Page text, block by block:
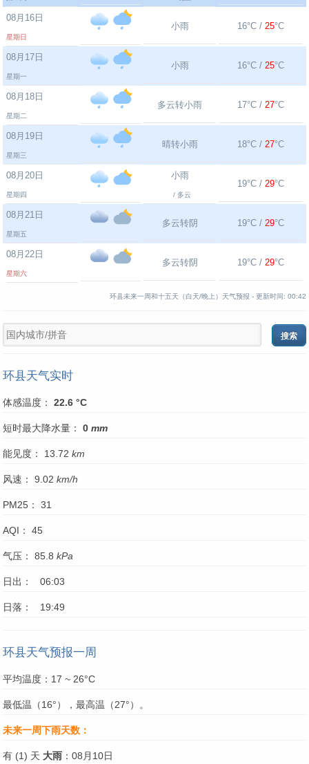
08月16日
星期日
小雨 16°C / 25°C
08月17日
星期一
小雨 16°C / 25°C
08月18日
星期二
多云转小雨 17°C / 27°C
08月19日
星期三
晴转小雨 18°C / 27°C
08月20日
星期四
小雨
/ 多云
19°C / 29°C
08月21日
星期五
多云转阴 19°C / 29°C
08月22日
星期六
多云转阴 19°C / 29°C
环县未来一周和十五天（白天/晚上）天气预报 - 更新时间: 00:42
环县天气实时
体感温度： 22.6 °C
短时最大降水量： 0 mm
能见度： 13.72 km
风速： 9.02 km/h
PM25： 31
AQI： 45
气压： 85.8 kPa
日出： 06:03
日落： 19:49
环县天气预报一周
平均温度：17 ~ 26°C
最低温（16°），最高温（27°）。
未来一周下雨天数：
有 (1) 天 大雨 ：08月10日